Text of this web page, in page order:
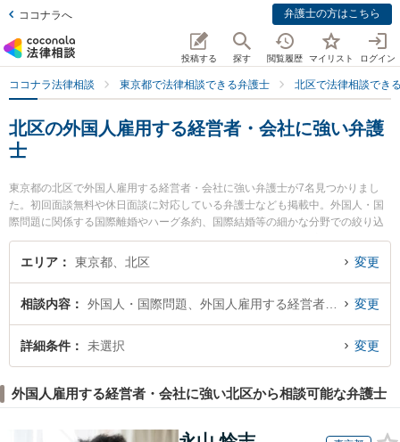
ココナラへ 弁護士の方はこちら
投稿する 探す 閲覧履歴 マイリスト ログイン
ココナラ法律相談 東京都で法律相談できる弁護士 北区で法律相談でき
北区の外国人雇用する経営者・会社に強い弁護
士
東京都の北区で外国人雇用する経営者・会社に強い弁護士が7名見つかりまし
た。初回面談無料や休日面談に対応している弁護士なども掲載中。外国人・国
際問題に関係する国際離婚やハーグ条約、国際結婚等の細かな分野での絞り込
み検索もでき便利です。特に弁護士法人アクロピースの吉田 伸広弁護士や弁護
士法人アクロピースの福地 広弁護士、弁護士法人アクロピースの伊藤 俊太郎弁
護士に相談したい』『外国人雇用する経営者・会社のトラブル解決の実績豊富
な近くの弁護士を検索したい』『初回相談無料で外国人雇用する経営者・会社
を法律相談できる北区内の弁護士に相談予約したい』などでお困りの相談者さ
エリア 東京都、北区 変更
相談内容 変更
詳細条件 未選択 変更
外国人雇用する経営者・会社に強い北区から相談可能な弁護士